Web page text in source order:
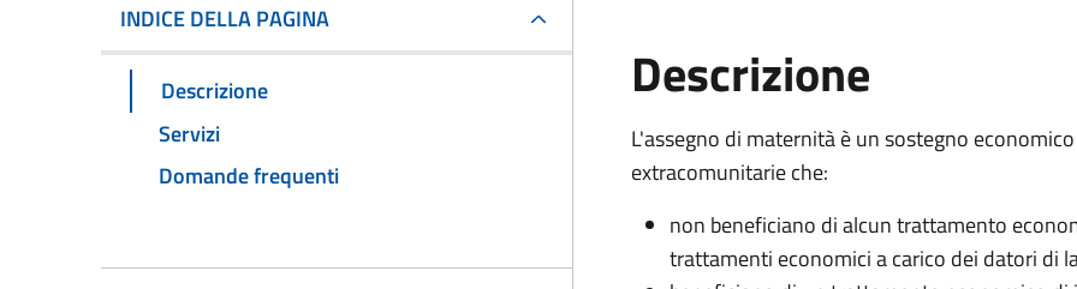
INDICE DELLA PAGINA
Descrizione
Servizi
Domande frequenti
Descrizione
L'assegno di maternità è un sostegno
extracomunitarie che:
non beneficiano di alcun trattamento
trattamenti economici a carico dei datori di